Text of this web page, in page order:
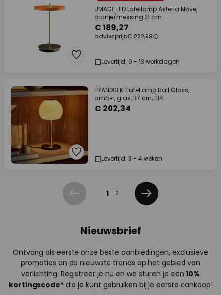
UMAGE LED tafellamp Asteria Move,
oranje/messing 31 cm
€ 189,27
adviesprijs€ 222,68
Levertijd: 9 - 13 werkdagen
FRANDSEN Tafellamp Ball Glass,
amber, glas, 37 cm, E14
€ 202,34
Levertijd: 3 - 4 weken
Vorige 1 2
Volgende
Nieuwsbrief
Ontvang als eerste onze beste aanbiedingen, exclusieve
promoties en de nieuwste trends op het gebied van
verlichting. Registreer je nu en we sturen je een 10%
kortingscode*die je kunt gebruiken bij je eerste aankoop!